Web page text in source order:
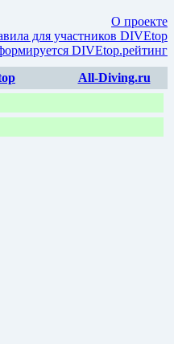
О проекте
для участников DIVEtop
DIVEtop.рейтинг
All-Diving.ru